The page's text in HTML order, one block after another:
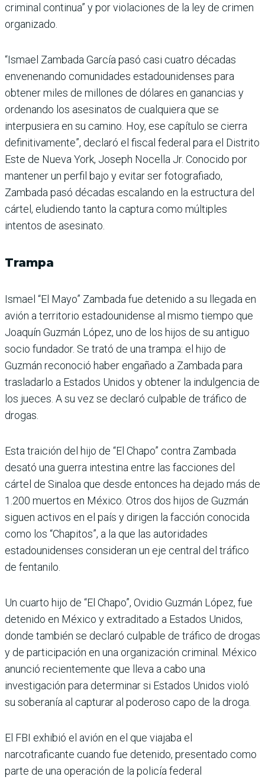
criminal continua” y por violaciones de la ley de crimen
organizado.
“Ismael Zambada García pasó casi cuatro décadas
envenenando comunidades estadounidenses para
obtener miles de millones de dólares en ganancias y
ordenando los asesinatos de cualquiera que se
interpusiera en su camino. Hoy, ese capítulo se cierra
definitivamente”, declaró el fiscal federal para el Distrito
Este de Nueva York, Joseph Nocella Jr. Conocido por
mantener un perfil bajo y evitar ser fotografiado,
Zambada pasó décadas escalando en la estructura del
cártel, eludiendo tanto la captura como múltiples
intentos de asesinato.
Trampa
Ismael “El Mayo” Zambada fue detenido a su llegada en
avión a territorio estadounidense al mismo tiempo que
Joaquín Guzmán López, uno de los hijos de su antiguo
socio fundador. Se trató de una trampa: el hijo de
Guzmán reconoció haber engañado a Zambada para
trasladarlo a Estados Unidos y obtener la indulgencia de
los jueces. A su vez se declaró culpable de tráfico de
drogas.
Esta traición del hijo de “El Chapo” contra Zambada
desató una guerra intestina entre las facciones del
cártel de Sinaloa que desde entonces ha dejado más de
1.200 muertos en México. Otros dos hijos de Guzmán
siguen activos en el país y dirigen la facción conocida
como los “Chapitos”, a la que las autoridades
estadounidenses consideran un eje central del tráfico
de fentanilo.
Un cuarto hijo de “El Chapo”, Ovidio Guzmán López, fue
detenido en México y extraditado a Estados Unidos,
donde también se declaró culpable de tráfico de drogas
y de participación en una organización criminal. México
anunció recientemente que lleva a cabo una
investigación para determinar si Estados Unidos violó
su soberanía al capturar al poderoso capo de la droga.
El FBI exhibió el avión en el que viajaba el
narcotraficante cuando fue detenido, presentado como
parte de una operación de la policía federal